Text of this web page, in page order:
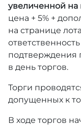
увеличенной на
цена + 5% +
на странице
подтверждения
в день торгов.
Торги
допущенных к
В ходе торгов